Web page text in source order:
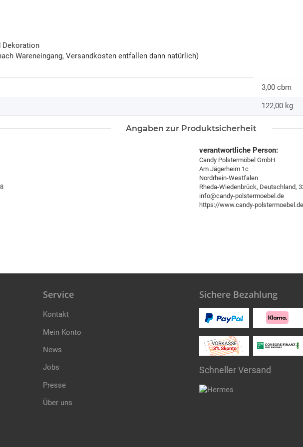
Dekoration
Wareneingang, Versandkosten entfallen dann natürlich)
3,00 cbm
122,00 kg
Angaben zur Produktsicherheit
verantwortliche Person:
Candy Polstermöbel GmbH
Am Jägerheim 1c
Nordrhein-Westfalen
Rheda-Wiedenbrück, Deutschland,
info@candy-polstermoebel.de
https://www.candy-polstermoebel.de
Service
Kontakt
Mein Konto
News
Jobs
Presse
Über uns
Sichere Bezahlung
Schneller Versand